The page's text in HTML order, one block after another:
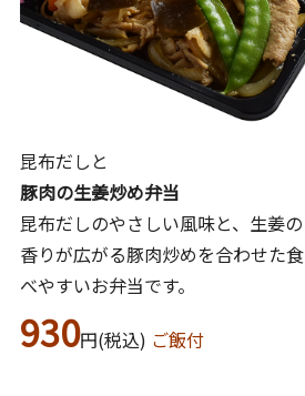
昆布だしと
豚肉の生姜炒め弁当
昆布だしのやさしい風味と、生姜の
香りが広がる豚肉炒めを合わせた食
べやすいお弁当です。
930円(税込) ご飯付